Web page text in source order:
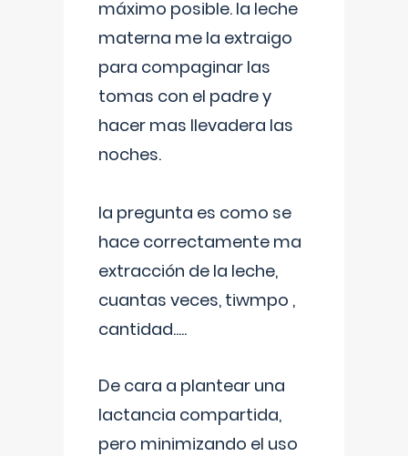
máximo posible. la leche
materna me la extraigo
para compaginar las
tomas con el padre y
hacer mas llevadera las
noches.
la pregunta es como se
hace correctamente ma
extracción de la leche,
cuantas veces, tiwmpo ,
cantidad.....
De cara a plantear una
lactancia compartida,
pero minimizando el uso